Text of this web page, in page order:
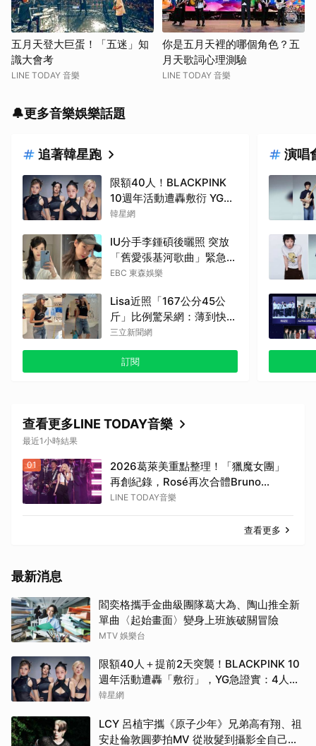
五月天登大巨蛋！「五迷」知
識大會考
LINE TODAY 音樂
你是五月天裡的哪個角色？五
月天歌詞心理測驗
LINE TODAY 音樂
🔔更多音樂娛樂話題
追著韓星跑
限額40人！BLACKPINK
10週年活動遭轟敷衍 YG急
回應
韓星網
IU分手李鍾碩後曬照 突放
「舊愛張基河歌曲」緊急刪
除了
EBC 東森娛樂
Lisa近照「167公分45公
斤」比例驚呆網：薄到快消
失
三立新聞網
訂閱
演唱
查看更多LINE TODAY音樂
最近1小時結果
01
2026葛萊美重點整理！「獵魔女團」
再創紀錄，Rosé再次合體Bruno
Mars！
LINE TODAY音樂
查看更多
最新消息
閻奕格攜手金曲級團隊葛大為、陶山推全新
單曲〈起始畫面〉變身上班族破關冒險
MTV 娛樂台
限額40人＋提前2天突襲！BLACKPINK 10
週年活動遭轟「敷衍」，YG急證實：4人確
定完全體出席
韓星網
LCY 呂植宇攜《原子少年》兄弟高有翔、祖
安赴倫敦圓夢拍MV 從妝髮到攝影全自己